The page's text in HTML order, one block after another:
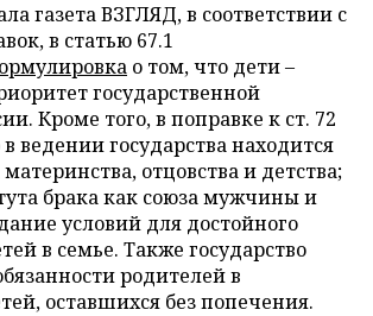
газета ВЗГЛЯД, в соответствии с
в статью 67.1
о том, что дети –
государственной
Кроме того, в поправке к ст. 72
в ведении государства находится
отцовства и детства;
брака как союза мужчины и
условий для достойного
в семье. Также государство
родителей в
оставшихся без попечения.